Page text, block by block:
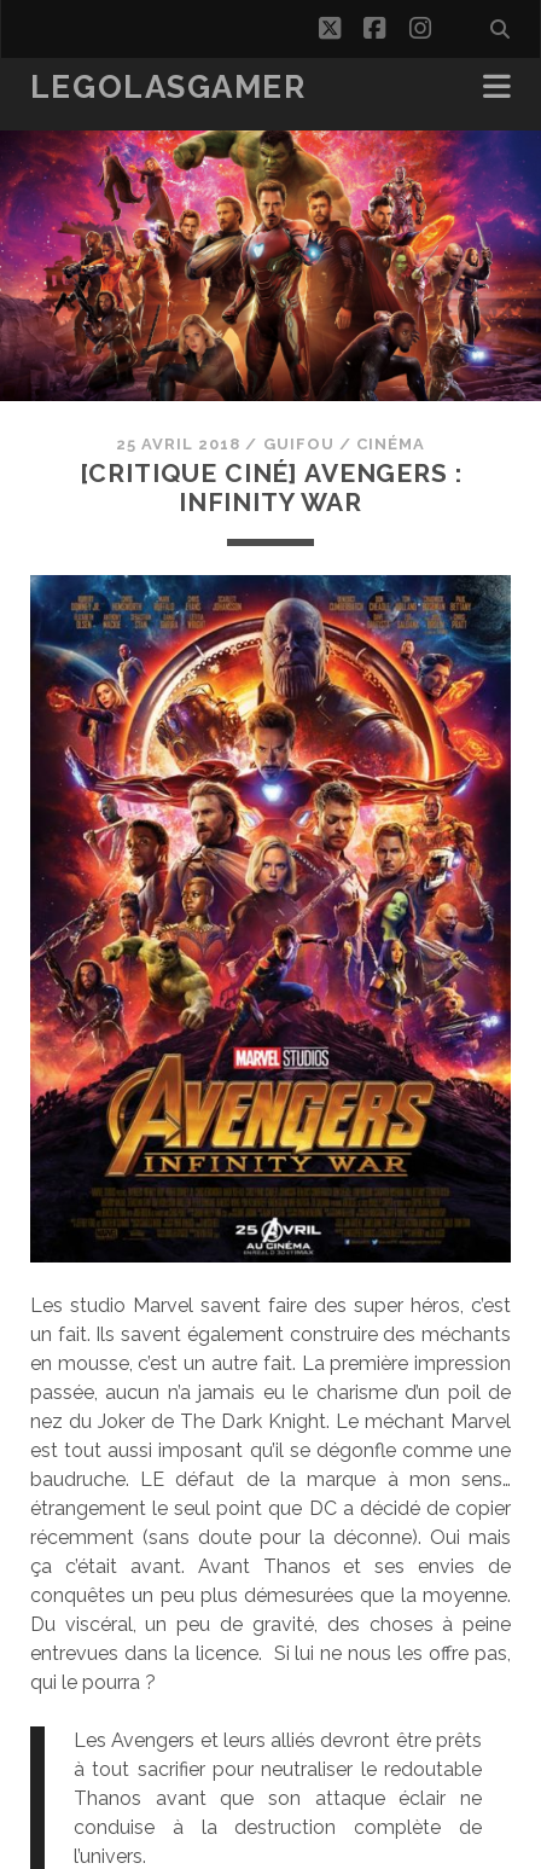
twitterfacebook
LEGOLASGAMER
25 AVRIL 2018 / GUIFOU / CINÉMA
[CRITIQUE CINÉ] AVENGERS :
INFINITY WAR
Les studio Marvel savent faire des super héros, c’est
un fait. Ils savent également construire des méchants
en mousse, c’est un autre fait. La première impression
passée, aucun n’a jamais eu le charisme d’un poil de
nez du Joker de The Dark Knight. Le méchant Marvel
est tout aussi imposant qu’il se dégonfle comme une
baudruche. LE défaut de la marque à mon sens…
étrangement le seul point que DC a décidé de copier
récemment (sans doute pour la déconne). Oui mais
ça c’était avant. Avant Thanos et ses envies de
conquêtes un peu plus démesurées que la moyenne.
Du viscéral, un peu de gravité, des choses à peine
entrevues dans la licence. Si lui ne nous les offre pas,
qui le pourra ?
Les Avengers et leurs alliés devront être prêts
à tout sacrifier pour neutraliser le redoutable
Thanos avant que son attaque éclair ne
conduise à la destruction complète de
l’univers.